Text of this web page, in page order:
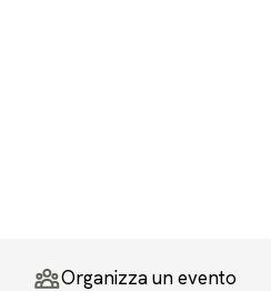
Organizza un evento